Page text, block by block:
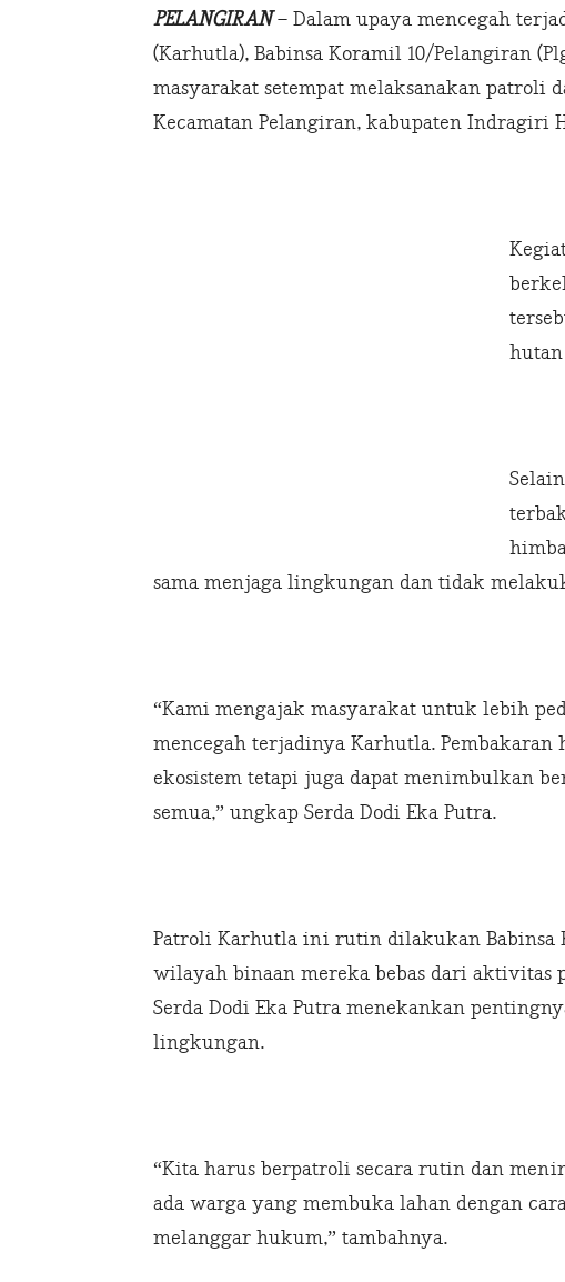
PELANGIRAN– Dalam upaya mencegah
(Karhutla), Babinsa Koramil 10/Pelangiran
masyarakat setempat melaksanakan patroli
Kecamatan Pelangiran, kabupaten Indragiri
sama menjaga lingkungan dan tidak
“Kami mengajak masyarakat untuk lebih
mencegah terjadinya Karhutla.
ekosistem tetapi juga dapat menimbulkan
semua,” ungkap Serda Dodi Eka Putra.
Patroli Karhutla ini rutin dilakukan Babinsa
wilayah binaan mereka bebas dari aktivitas
Serda Dodi Eka Putra menekankan
lingkungan.
“Kita harus berpatroli secara rutin dan
ada warga yang membuka lahan dengan
melanggar hukum,” tambahnya.